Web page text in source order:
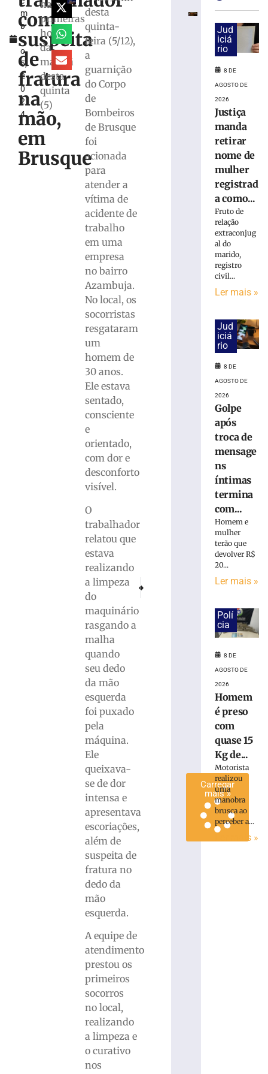
m
b
r
o
5,
2
0
2
4
com
suspeita
de
fratura
na
mão,
em
Brusque
nas
primeiras
horas
da
manhã
desta
quinta
(5)
desta
quinta-
feira (5/12),
a
guarnição
do Corpo
de
Bombeiros
de Brusque
foi
acionada
para
atender a
vítima de
acidente de
trabalho
em uma
empresa
no bairro
Azambuja.
No local, os
socorristas
resgataram
um
homem de
30 anos.
Ele estava
sentado,
consciente
e
orientado,
com dor e
desconforto
visível.
O
trabalhador
relatou que
estava
realizando
a limpeza
do
maquinário
rasgando a
malha
quando
seu dedo
da mão
esquerda
foi puxado
pela
máquina.
Ele
queixava-
se de dor
intensa e
apresentava
escoriações,
além de
suspeita de
fratura no
dedo da
mão
esquerda.
A equipe de
atendimento
prestou os
primeiros
socorros
no local,
realizando
a limpeza e
o curativo
nos
PRÓXIMO
exige
transferências
bancárias
apresentar
Homem
tropeça
calçada,
atropelado
Bento
Homem
preso
quase
maconha
Blumenau
Carregar
mais »
Jud
iciá
rio
8 DE
AGOSTO DE
2026
Justiça
manda
retirar
nome de
mulher
registrad
a como...
Fruto de
relação
extraconjug
al do
marido,
registro
civil...
Ler mais »
Jud
iciá
rio
8 DE
AGOSTO DE
2026
Golpe
após
troca de
mensage
ns
íntimas
termina
com...
Homem e
mulher
terão que
devolver R$
20...
Ler mais »
Polí
cia
8 DE
AGOSTO DE
2026
Homem
é preso
com
quase 15
Kg de...
Motorista
realizou
uma
manobra
brusca ao
perceber a...
Ler mais »